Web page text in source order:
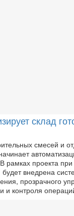
склад
смесей и
рамках проекта
будет внедрена
прозрачного
и контроля